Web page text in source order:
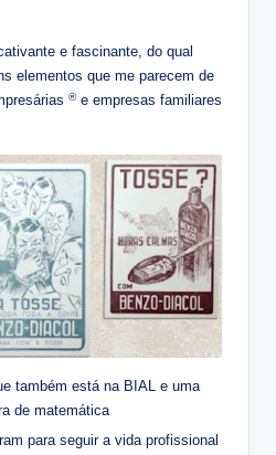
e fascinante, do qual
elementos que me parecem de
®e empresas familiares
também está na BIAL e uma
de matemática
para seguir a vida profissional